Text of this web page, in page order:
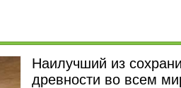
Наилучший из
древности во всем